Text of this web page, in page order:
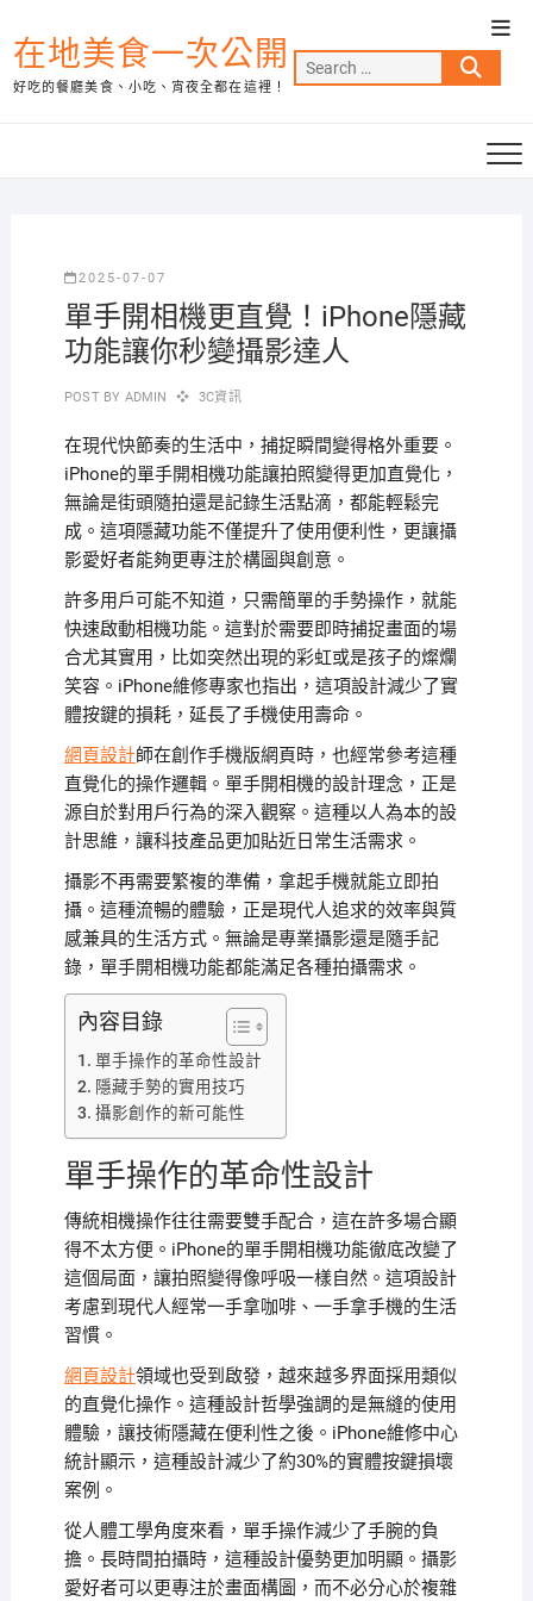
to
content
在地美食一次公開
好吃的餐廳美食、小吃、宵夜全都在這裡！
Search
…
2025-07-07
單手開相機更直覺！iPhone隱藏
功能讓你秒變攝影達人
POST BY ADMIN 3C資訊
在現代快節奏的生活中，捕捉瞬間變得格外重要。
iPhone的單手開相機功能讓拍照變得更加直覺化，
無論是街頭隨拍還是記錄生活點滴，都能輕鬆完
成。這項隱藏功能不僅提升了使用便利性，更讓攝
影愛好者能夠更專注於構圖與創意。
許多用戶可能不知道，只需簡單的手勢操作，就能
快速啟動相機功能。這對於需要即時捕捉畫面的場
合尤其實用，比如突然出現的彩虹或是孩子的燦爛
笑容。iPhone維修專家也指出，這項設計減少了實
體按鍵的損耗，延長了手機使用壽命。
網頁設計師在創作手機版網頁時，也經常參考這種
直覺化的操作邏輯。單手開相機的設計理念，正是
源自於對用戶行為的深入觀察。這種以人為本的設
計思維，讓科技產品更加貼近日常生活需求。
攝影不再需要繁複的準備，拿起手機就能立即拍
攝。這種流暢的體驗，正是現代人追求的效率與質
感兼具的生活方式。無論是專業攝影還是隨手記
錄，單手開相機功能都能滿足各種拍攝需求。
內容目錄
單手操作的革命性設計
隱藏手勢的實用技巧
攝影創作的新可能性
單手操作的革命性設計
傳統相機操作往往需要雙手配合，這在許多場合顯
得不太方便。iPhone的單手開相機功能徹底改變了
這個局面，讓拍照變得像呼吸一樣自然。這項設計
考慮到現代人經常一手拿咖啡、一手拿手機的生活
習慣。
網頁設計領域也受到啟發，越來越多界面採用類似
的直覺化操作。這種設計哲學強調的是無縫的使用
體驗，讓技術隱藏在便利性之後。iPhone維修中心
統計顯示，這種設計減少了約30%的實體按鍵損壞
案例。
從人體工學角度來看，單手操作減少了手腕的負
擔。長時間拍攝時，這種設計優勢更加明顯。攝影
愛好者可以更專注於畫面構圖，而不必分心於複雜